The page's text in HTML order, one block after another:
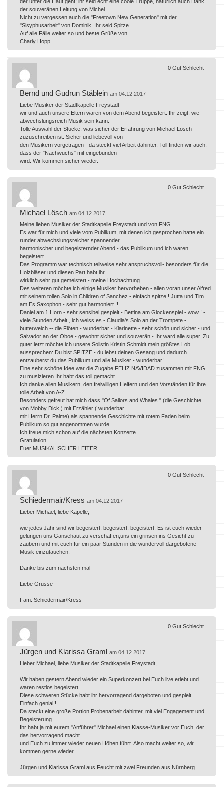
der unter die Haut geht; ihr seid echt eine coole Truppe, natürlich auch Dank
der souveränen Leitung von Michel.
Nicht zu vergessen auch die "Freetown New Generation" mit der
"Sisyphusarbeit" von Dominik. Ihr seid Spitze.
Auf alle Fälle weiter so und beste Grüße von
Charly Hopp
Bernd und Gudrun Stäblein am 04.12.2017
Liebe Musiker der Stadtkapelle Freystadt
wir und auch unsere Eltern waren von dem Abend begeistert. Ihr zeigt, wie
abwechslungsreich Musik sein kann.
Tolle Auswahl der Stücke, was sicher der Erfahrung von Michael Lösch
zuzuschreiben ist. Sicher und liebevoll von
den Musikern vorgetragen - da steckt viel Arbeit dahinter. Toll finden wir auch,
dass der "Nachwuchs" mit eingebunden
wird. Wir kommen sicher wieder.
0 Gut Schlecht
Michael Lösch am 04.12.2017
Meine lieben Musiker der Stadtkapelle Freystadt und von FNG
Es war für mich und viele vom Publikum, mit denen ich gesprochen hatte ein
runder abwechslungsreicher spannender
harmonischer und begeisternder Abend - das Publikum und ich waren
begeistert.
Das Programm war technisch teilweise sehr anspruchsvoll- besonders für die
Holzbläser und diesen Part habt ihr
wirklich sehr gut gemeistert - meine Hochachtung.
Des weiteren möchte ich einige Musiker hervorheben - allen voran unser Alfred
mit seinem tollen Solo in Children of Sanchez - einfach spitze ! Jutta und Tim
am Es Saxophon - sehr gut harmoniert !!
Daniel am 1.Horn - sehr sensibel gespielt - Bettina am Glockenspiel - wow ! -
viele Stunden Arbeit , ich weiss es - Claudia's Solo an der Trompete -
butterweich -- die Flöten - wunderbar - Klarinette - sehr schön und sicher - und
Salvador an der Oboe - gewohnt sicher und souverän - Ihr ward alle super. Zu
guter letzt möchte ich unsere Solistin Kristin Schmidt mein größtes Lob
aussprechen: Du bist SPITZE - du lebst deinen Gesang und dadurch
entzauberst du das Publikum und alle Musiker - wunderbar!
Eine sehr schöne Idee war die Zugabe FELIZ NAVIDAD zusammen mit FNG
zu musizieren.Ihr habt das toll gemacht.
Ich danke allen Musikern, den freiwilligen Helfern und den Vorständen für ihre
tolle Arbeit von A-Z.
Besonders gefreut hat mich dass "Of Sailors and Whales " (die Geschichte
von Mobby Dick ) mit Erzähler ( wunderbar
mit Herrn Dr. Palme) als spannende Geschichte mit rotem Faden beim
Publikum so gut angenommen wurde.
Ich freue mich schon auf die nächsten Konzerte.
Gratulation
Euer MUSIKALISCHER LEITER
0 Gut Schlecht
Schiedermair/Kress am 04.12.2017
Lieber Michael, liebe Kapelle,
wie jedes Jahr sind wir begeistert, begeistert, begeistert. Es ist euch wieder
gelungen uns Gänsehaut zu verschaffen,uns ein grinsen ins Gesicht zu
zaubern und mit euch für ein paar Stunden in die wundervoll dargebotene
Musik einzutauchen.
Danke bis zum nächsten mal
Liebe Grüsse
Fam. Schiedermair/Kress
0 Gut Schlecht
Jürgen und Klarissa Graml am 04.12.2017
Lieber Michael, liebe Musiker der Stadtkapelle Freystadt,
Wir haben gestern Abend wieder ein Superkonzert bei Euch live erlebt und
waren restlos begeistert.
Diese schweren Stücke habt ihr hervorragend dargeboten und gespielt.
Einfach genial!!
Da steckt eine große Portion Probenarbeit dahinter, mit viel Engagement und
Begeisterung.
Ihr habt ja mit eurem "Anführer" Michael einen Klasse-Musiker vor Euch, der
das hervorragend macht
und Euch zu immer wieder neuen Höhen führt. Also macht weiter so, wir
kommen gerne wieder.
Jürgen und Klarissa Graml aus Feucht mit zwei Freunden aus Nürnberg.
0 Gut Schlecht